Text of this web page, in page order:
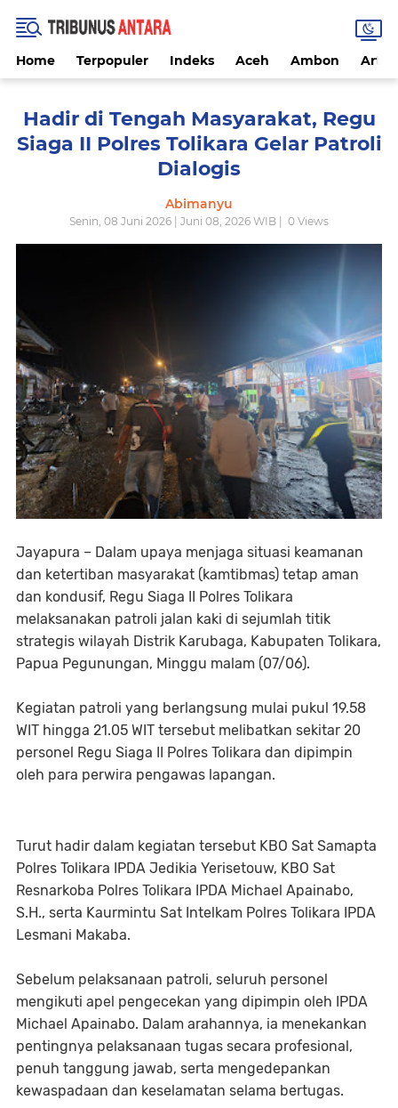
Home Terpopuler Indeks Aceh Ambon
Hadir di Tengah Masyarakat, Regu
Siaga II Polres Tolikara Gelar Patroli
Dialogis
Abimanyu
Senin, 08 Juni 2026 | Juni 08, 2026 WIB | 0 Views
Jayapura – Dalam upaya menjaga situasi keamanan
dan ketertiban masyarakat (kamtibmas) tetap aman
dan kondusif, Regu Siaga II Polres Tolikara
melaksanakan patroli jalan kaki di sejumlah titik
strategis wilayah Distrik Karubaga, Kabupaten Tolikara,
Papua Pegunungan, Minggu malam (07/06).
Kegiatan patroli yang berlangsung mulai pukul 19.58
WIT hingga 21.05 WIT tersebut melibatkan sekitar 20
personel Regu Siaga II Polres Tolikara dan dipimpin
oleh para perwira pengawas lapangan.
Turut hadir dalam kegiatan tersebut KBO Sat Samapta
Polres Tolikara IPDA Jedikia Yerisetouw, KBO Sat
Resnarkoba Polres Tolikara IPDA Michael Apainabo,
S.H., serta Kaurmintu Sat Intelkam Polres Tolikara IPDA
Lesmani Makaba.
Sebelum pelaksanaan patroli, seluruh personel
mengikuti apel pengecekan yang dipimpin oleh IPDA
Michael Apainabo. Dalam arahannya, ia menekankan
pentingnya pelaksanaan tugas secara profesional,
penuh tanggung jawab, serta mengedepankan
kewaspadaan dan keselamatan selama bertugas.